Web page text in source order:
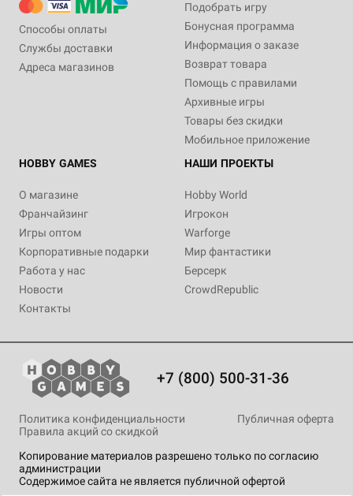
Способы оплаты
Службы доставки
Адреса магазинов
Подобрать игру
Бонусная программа
Информация о заказе
Возврат товара
Помощь с правилами
Архивные игры
Товары без скидки
Мобильное приложение
HOBBY GAMES
О магазине
Франчайзинг
Игры оптом
Корпоративные подарки
Работа у нас
Новости
Контакты
НАШИ ПРОЕКТЫ
Hobby World
Игрокон
Warforge
Мир фантастики
Берсерк
CrowdRepublic
+7 (800) 500-31-36
Копирование материалов разрешено только по согласию
администрации
Содержимое сайта не является публичной офертой
Политика конфиденциальности
Публичная оферта
Правила акций со скидкой